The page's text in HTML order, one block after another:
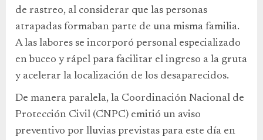
de rastreo, al considerar que las personas
atrapadas formaban parte de una misma familia.
A las labores se incorporó personal especializado
en buceo y rápel para facilitar el ingreso a la gruta
y acelerar la localización de los desaparecidos.
De manera paralela, la Coordinación Nacional de
Protección Civil (CNPC) emitió un aviso
preventivo por lluvias previstas para este día en